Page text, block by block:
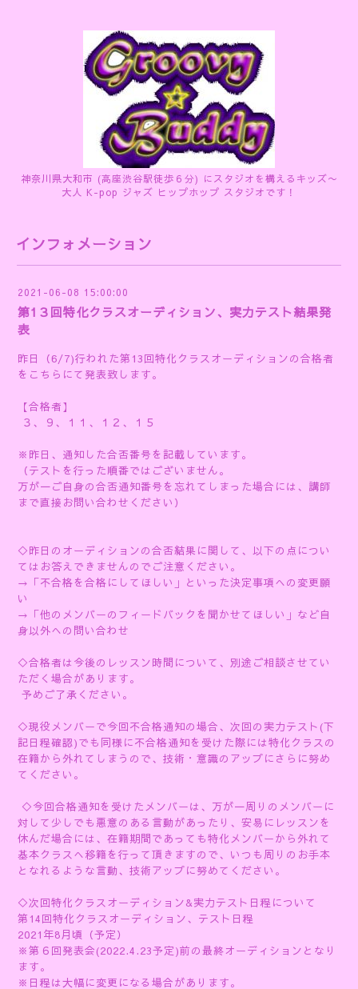
神奈川県大和市 (高座渋谷駅徒歩６分) にスタジオを構えるキッズ〜
大人 K-pop ジャズ ヒップホップ スタジオです！
インフォメーション
2021-06-08 15:00:00
第1３回特化クラスオーディション、実力テスト結果発
表
昨日（6/7)行われた第13回特化クラスオーディションの合格者
をこちらにて発表致します。
【合格者】
３、９、１１、１２、１５
※昨日、通知した合否番号を記載しています。
（テストを行った順番ではございません。
万が一ご自身の合否通知番号を忘れてしまった場合には、講師
まで直接お問い合わせください）
◇昨日のオーディションの合否結果に関して、以下の点につい
てはお答えできませんのでご注意ください。
→「不合格を合格にしてほしい」といった決定事項への変更願
い
→「他のメンバーのフィードバックを聞かせてほしい」など自
身以外への問い合わせ
◇合格者は今後のレッスン時間について、別途ご相談させてい
ただく場合があります。
予めご了承ください。
◇現役メンバーで今回不合格通知の場合、次回の実力テスト(下
記日程確認)でも同様に不合格通知を受けた際には特化クラスの
在籍から外れてしまうので、技術・意識のアップにさらに努め
てください。
◇今回合格通知を受けたメンバーは、万が一周りのメンバーに
対して少しでも悪意のある言動があったり、安易にレッスンを
休んだ場合には、在籍期間であっても特化メンバーから外れて
基本クラスへ移籍を行って頂きますので、いつも周りのお手本
となれるような言動、技術アップに努めてください。
◇次回特化クラスオーディション&実力テスト日程について
第14回特化クラスオーディション、テスト日程
2021年8月頃（予定）
※第６回発表会(2022.4.23予定)前の最終オーディションとなり
ます。
※日程は大幅に変更になる場合があります。